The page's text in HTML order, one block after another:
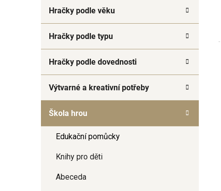
Hračky podle věku
Hračky podle typu
Hračky podle dovednosti
Výtvarné a kreativní potřeby
Škola hrou
Edukační pomůcky
Knihy pro děti
Abeceda